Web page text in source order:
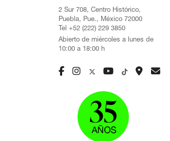
2 Sur 708, Centro Histórico,
Puebla, Pue., México 72000
Tel +52 (222) 229 3850
Abierto de miércoles a lunes de
10:00 a 18:00 h